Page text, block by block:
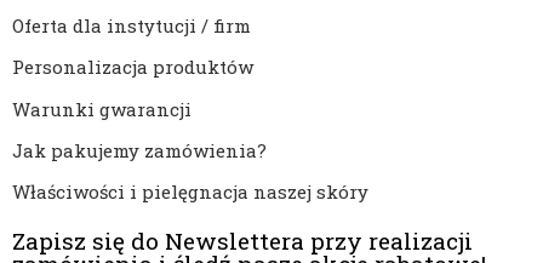
Oferta dla instytucji / firm
Personalizacja produktów
Warunki gwarancji
Jak pakujemy zamówienia?
Właściwości i pielęgnacja naszej skóry
Zapisz się do Newslettera przy realizacji